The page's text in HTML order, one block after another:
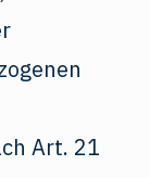
Art. 21